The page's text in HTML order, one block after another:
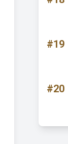
#19
#20